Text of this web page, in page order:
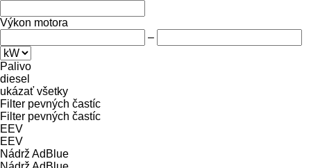
Výkon motora
–
Palivo
diesel
ukázať všetky
Filter pevných častíc
Filter pevných častíc
EEV
EEV
Nádrž AdBlue